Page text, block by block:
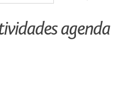
agenda